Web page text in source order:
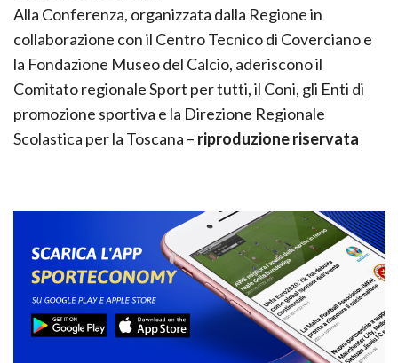
Alla Conferenza, organizzata dalla Regione in
collaborazione con il Centro Tecnico di Coverciano e
la Fondazione Museo del Calcio, aderiscono il
Comitato regionale Sport per tutti, il Coni, gli Enti di
promozione sportiva e la Direzione Regionale
Scolastica per la Toscana – riproduzione riservata